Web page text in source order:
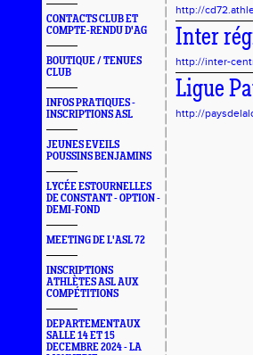
CONTACTS CLUB ET
COMPTE-RENDU D'AG
BOUTIQUE / TENUES
CLUB
INFOS PRATIQUES -
INSCRIPTIONS ASL
JEUNES EVEILS
POUSSINS BENJAMINS
LYCÉE ESTOURNELLES
DE CONSTANT - OPTION -
DEMI-FOND
MEETING DE L'ASL 72
INSCRIPTIONS
ATHLÈTES ASL AUX
COMPÉTITIONS
DEPARTEMENTAUX
SALLE 14 ET 15
DECEMBRE 2024 - LA
http://
Inter
http://inter-
Ligue
http://